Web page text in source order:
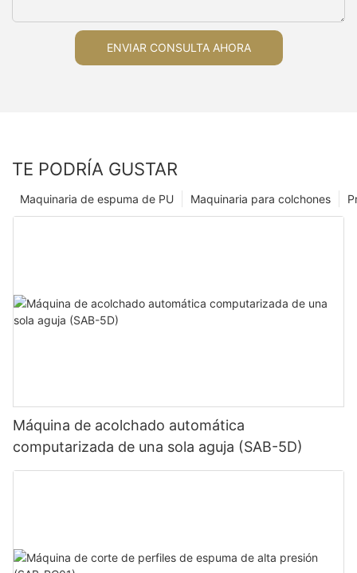
ENVIAR CONSULTA AHORA
TE PODRÍA GUSTAR
Maquinaria para colchones
Maquinaria de espuma de PU
Máquina de acolchado automática
computarizada de una sola aguja (SAB-5D)